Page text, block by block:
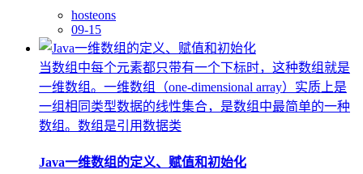
hosteons
09-15
当数组中每个元素都只带有一个下标时，这种数组就是
一维数组。一维数组（one-dimensional array）实质上是
一组相同类型数据的线性集合，是数组中最简单的一种
数组。数组是引用数据类
Java一维数组的定义、赋值和初始化